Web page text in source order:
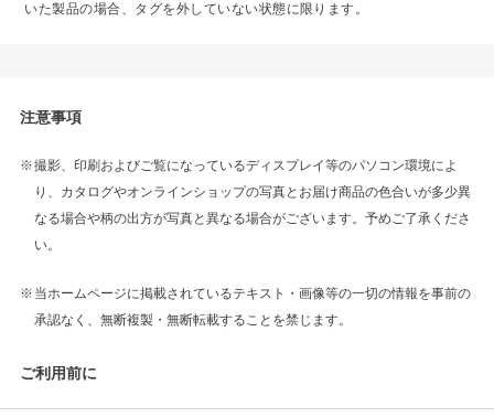
いた製品の場合、タグを外していない状態に限ります。
注意事項
撮影、印刷およびご覧になっているディスプレイ等のパソコン環境によ
り、カタログやオンラインショップの写真とお届け商品の色合いが多少異
なる場合や柄の出方が写真と異なる場合がございます。予めご了承くださ
い。
当ホームページに掲載されているテキスト・画像等の一切の情報を事前の
承認なく、無断複製・無断転載することを禁じます。
ご利用前に